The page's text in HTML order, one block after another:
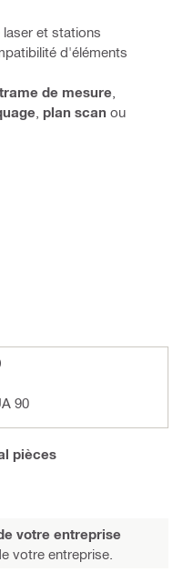
et stations
d'éléments
trame de mesure
plan scan ou
90
pièces
votre entreprise
votre entreprise.